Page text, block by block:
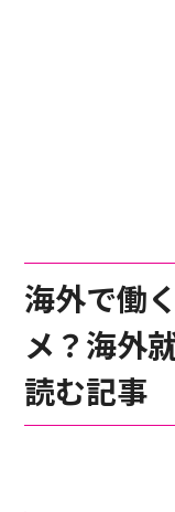
海外で働
メ？海外
読む記事